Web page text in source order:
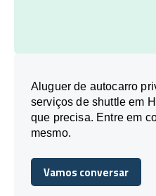
Aluguer de autocarro
serviços de shuttle em
que precisa. Entre em
mesmo.
Vamos conversar
Vamos conversar